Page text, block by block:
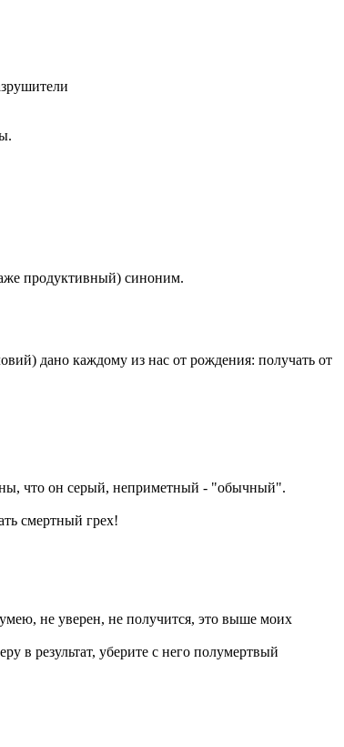
продуктивный) синоним.
дано каждому из нас от рождения: получать от
что он серый, неприметный - "обычный".
смертный грех!
не уверен, не получится, это выше моих
в результат, уберите с него полумертвый